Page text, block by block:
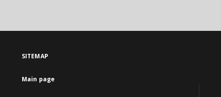
SITEMAP
Main page